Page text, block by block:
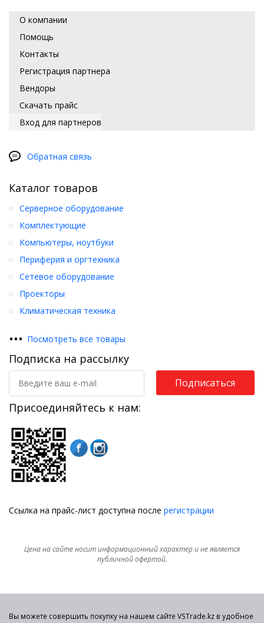
О компании
Помощь
Контакты
Регистрация партнера
Вендоры
Скачать прайс
Вход для партнеров
Обратная связь
Каталог товаров
Серверное оборудование
Комплектующие
Компьютеры, ноутбуки
Периферия и оргтехника
Сетевое оборудование
Проекторы
Климатическая техника
••• Посмотреть все товары
Подписка на рассылку
Подписаться
Присоединяйтесь к нам:
Ссылка на прайс-лист доступна после регистрации
Цена на сайте носит информационный характер и не является
публичной офертой.
Вы можете совершить покупку на нашем сайте VSTrade.kz в удобное